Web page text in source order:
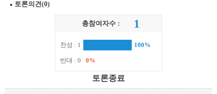
토론의견(0)
총참여자수 : 1
찬성 : 1 100%
반대 : 0 0%
토론종료